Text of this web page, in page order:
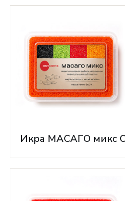
Икра МАСАГО микс